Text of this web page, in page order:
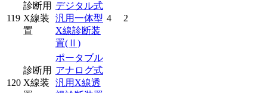
119
診断用
X線装
置
デジタル式
汎用一体型
X線診断装
置(Ⅱ)
4 2
120
診断用
X線装
ポータブル
アナログ式
汎用X線透